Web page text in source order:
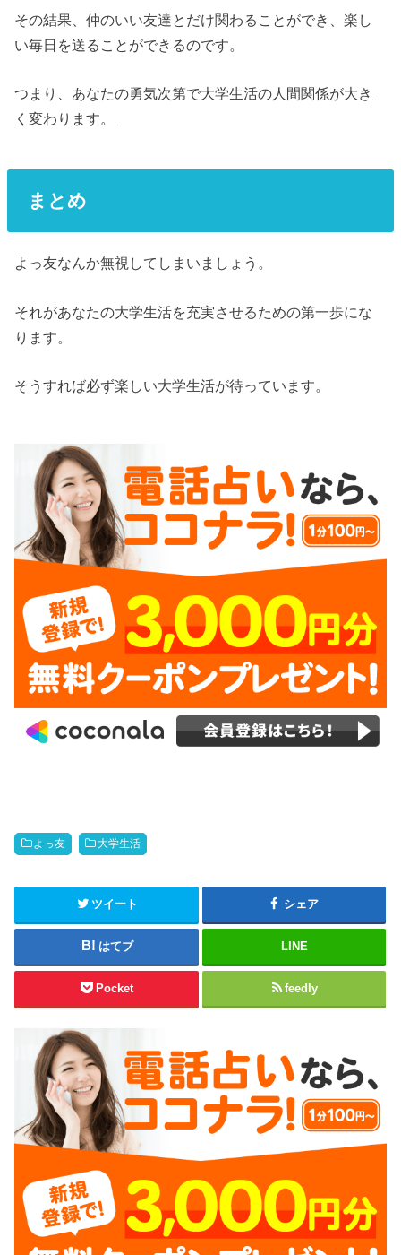
その結果、仲のいい友達とだけ関わることができ、楽し
い毎日を送ることができるのです。
つまり、あなたの勇気次第で大学生活の人間関係が大き
く変わります。
まとめ
よっ友なんか無視してしまいましょう。
それがあなたの大学生活を充実させるための第一歩にな
ります。
そうすれば必ず楽しい大学生活が待っています。
よっ友 大学生活
ツイート シェア
はてブ LINE
Pocket feedly